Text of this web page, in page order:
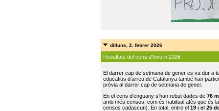
dilluns, 2. febrer 2026
Resultats del cens d'hivern 2026
El darrer cap de setmana de gener es va dur a
educatius d’arreu de Catalunya també han
prèvia al darrer cap de setmana de gener.
En el cens d’enguany s'han rebut dades de 76
amb més censos, com és habitual atès que és
censos cadascun). En total, entre el 19 i el 25